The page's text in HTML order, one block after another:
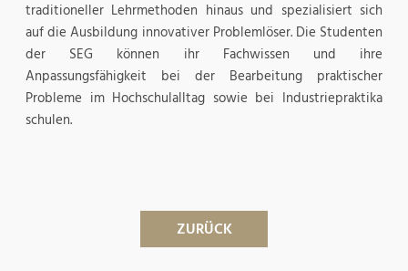
traditioneller Lehrmethoden hinaus und spezialisiert sich
auf die Ausbildung innovativer Problemlöser. Die Studenten
der SEG können ihr Fachwissen und ihre
Anpassungsfähigkeit bei der Bearbeitung praktischer
Probleme im Hochschulalltag sowie bei Industriepraktika
schulen.
ZURÜCK